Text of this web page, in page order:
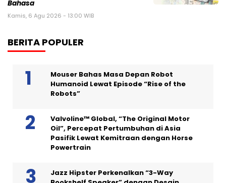
Bahasa
Kamis, 6 Agu 2026 - 13:00 WIB
BERITA POPULER
Mouser Bahas Masa Depan Robot
Humanoid Lewat Episode “Rise of the
Robots”
Valvoline™ Global, “The Original Motor
Oil”, Percepat Pertumbuhan di Asia
Pasifik Lewat Kemitraan dengan Horse
Powertrain
Jazz Hipster Perkenalkan “3-Way